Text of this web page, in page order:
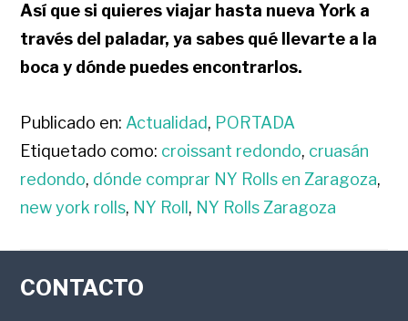
Así que si quieres viajar hasta nueva York a
través del paladar, ya sabes qué llevarte a la
boca y dónde puedes encontrarlos.
Publicado en: Actualidad, PORTADA
Etiquetado como: croissant redondo, cruasán
redondo, dónde comprar NY Rolls en Zaragoza,
new york rolls, NY Roll , NY Rolls Zaragoza
FOOTER
CONTACTO